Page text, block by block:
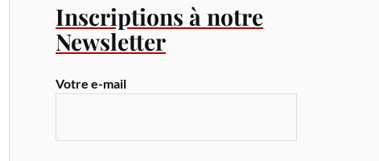
Inscriptions à notre
Newsletter
Votre e-mail